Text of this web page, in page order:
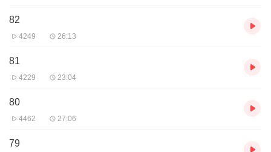
82
4249 26:13
81
4229 23:04
80
4462 27:06
79